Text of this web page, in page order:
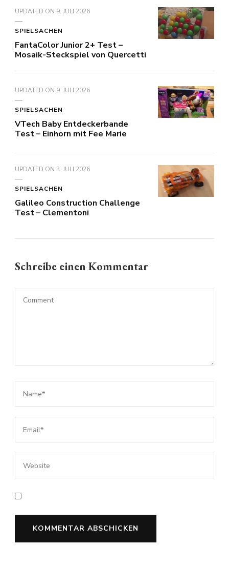
UPDATED ON 9. JULI 2026
SPIELSACHEN
FantaColor Junior 2+ Test –
Mosaik-Steckspiel von Quercetti
UPDATED ON 9. JULI 2026
SPIELSACHEN
VTech Baby Entdeckerbande
Test – Einhorn mit Fee Marie
UPDATED ON 3. JULI 2026
SPIELSACHEN
Galileo Construction Challenge
Test – Clementoni
Schreibe einen Kommentar